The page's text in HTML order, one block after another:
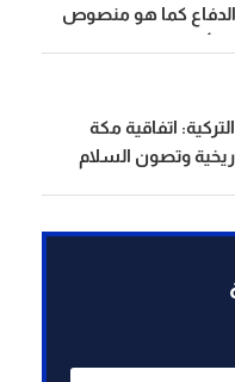
كما هو منصوص
اتفاقية مكة
وتصون السلام